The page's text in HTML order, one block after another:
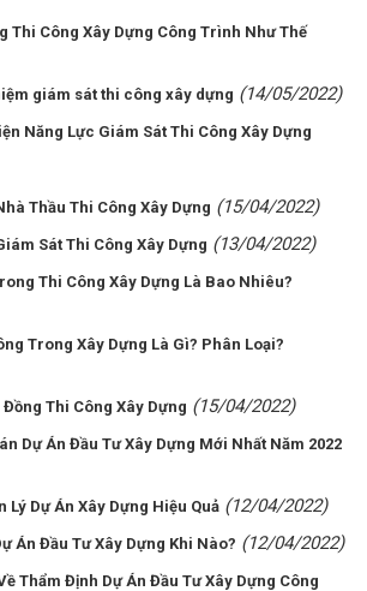
Thi Công Xây Dựng Công Trình Như Thế
giám sát thi công xây dựng (14/05/2022)
Năng Lực Giám Sát Thi Công Xây Dựng
Thầu Thi Công Xây Dựng (15/04/2022)
Sát Thi Công Xây Dựng (13/04/2022)
Thi Công Xây Dựng Là Bao Nhiêu?
Trong Xây Dựng Là Gì? Phân Loại?
Thi Công Xây Dựng (15/04/2022)
Dự Án Đầu Tư Xây Dựng Mới Nhất Năm 2022
Lý Dự Án Xây Dựng Hiệu Quả (12/04/2022)
Án Đầu Tư Xây Dựng Khi Nào? (12/04/2022)
Thẩm Định Dự Án Đầu Tư Xây Dựng Công